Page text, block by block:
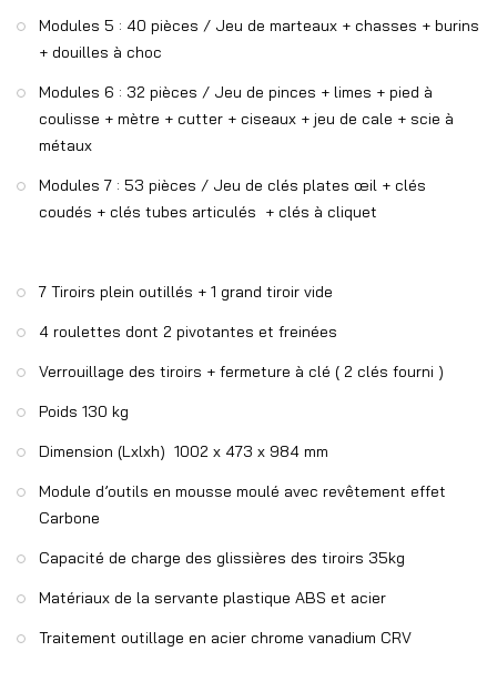
Modules 5 : 40 pièces / Jeu de marteaux + chasses + burins
+ douilles à choc
Modules 6 : 32 pièces / Jeu de pinces + limes + pied à
coulisse + mètre + cutter + ciseaux + jeu de cale + scie à
métaux
Modules 7 : 53 pièces / Jeu de clés plates œil + clés
coudés + clés tubes articulés + clés à cliquet
7 Tiroirs plein outillés + 1 grand tiroir vide
4 roulettes dont 2 pivotantes et freinées
Verrouillage des tiroirs + fermeture à clé ( 2 clés fourni )
Poids 130 kg
Dimension (Lxlxh) 1002 x 473 x 984 mm
Module d’outils en mousse moulé avec revêtement effet
Carbone
Capacité de charge des glissières des tiroirs 35kg
Matériaux de la servante plastique ABS et acier
Traitement outillage en acier chrome vanadium CRV